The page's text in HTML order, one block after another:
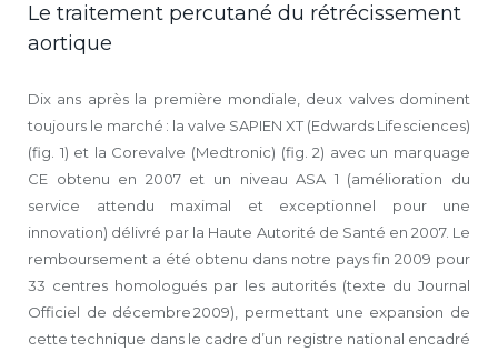
Le traitement percutané du rétrécissement
aortique
Dix ans après la première mondiale, deux valves dominent
toujours le marché : la valve SAPIEN XT (Edwards Lifesciences)
(fig. 1) et la Corevalve (Medtronic) (fig. 2) avec un marquage
CE obtenu en 2007 et un niveau ASA 1 (amélioration du
service attendu maximal et exceptionnel pour une
innovation) délivré par la Haute Autorité de Santé en 2007. Le
remboursement a été obtenu dans notre pays fin 2009 pour
33 centres homologués par les autorités (texte du Journal
Officiel de décembre 2009), permettant une expansion de
cette technique dans le cadre d’un registre national encadré